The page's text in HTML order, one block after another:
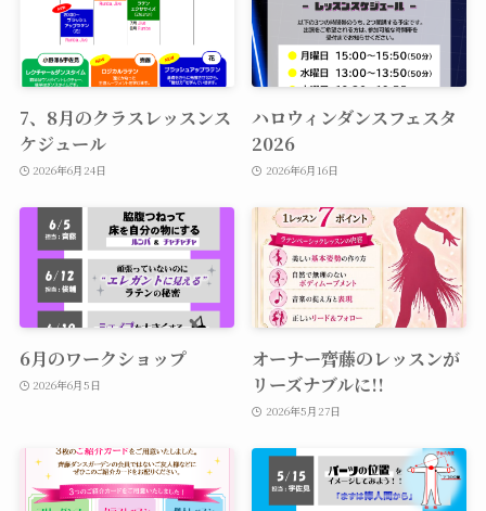
7、8月のクラスレッスンス
ケジュール
2026年6月24日
ハロウィンダンスフェスタ
2026
2026年6月16日
6月のワークショップ
2026年6月5日
オーナー齊藤のレッスンが
リーズナブルに!!
2026年5月27日